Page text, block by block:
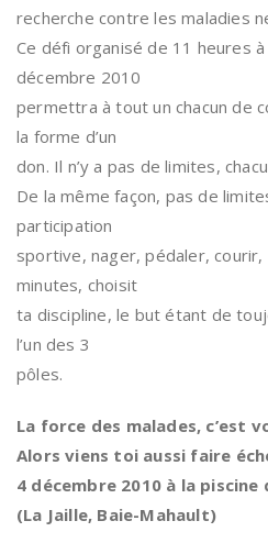
recherche contre les maladies
Ce défi organisé de 11 heures
décembre 2010
permettra à tout un chacun de
la forme d’un
don. Il n’y a pas de limites,
De la même façon, pas de
participation
sportive, nager, pédaler,
minutes, choisit
ta discipline, le but étant de
l’un des 3
pôles.
La force des malades, c’est
Alors viens toi aussi faire
4 décembre 2010 à la piscine
(La Jaille, Baie-Mahault)